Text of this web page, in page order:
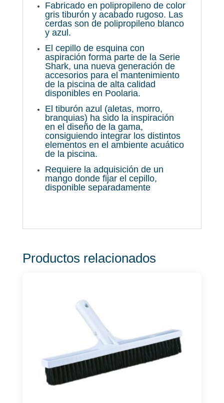
Fabricado en polipropileno de color
gris tiburón y acabado rugoso. Las
cerdas son de polipropileno blanco
y azul.
El cepillo de esquina con
aspiración forma parte de la Serie
Shark, una nueva generación de
accesorios para el mantenimiento
de la piscina de alta calidad
disponibles en Poolaria.
El tiburón azul (aletas, morro,
branquias) ha sido la inspiración
en el diseño de la gama,
consiguiendo integrar los distintos
elementos en el ambiente acuático
de la piscina.
Requiere la adquisición de un
mango donde fijar el cepillo,
disponible separadamente
Productos relacionados